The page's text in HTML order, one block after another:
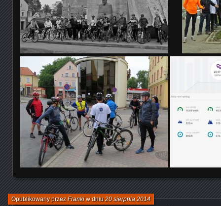
Opublikowany przezFrankiw dniu20 sierpnia 2014